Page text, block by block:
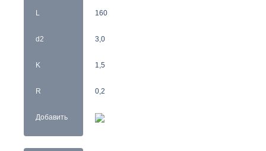
L
d2
K
R
Добавить
160
3,0
1,5
0,2